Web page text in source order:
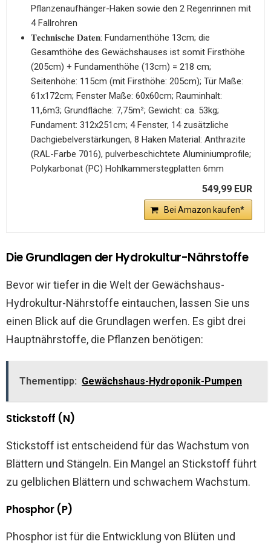
Pflanzenaufhänger-Haken sowie den 2 Regenrinnen mit
4 Fallrohren
𝐓𝐞𝐜𝐡𝐧𝐢𝐬𝐜𝐡𝐞 𝐃𝐚𝐭𝐞𝐧: Fundamenthöhe 13cm; die
Gesamthöhe des Gewächshauses ist somit Firsthöhe
(205cm) + Fundamenthöhe (13cm) = 218 cm;
Seitenhöhe: 115cm (mit Firsthöhe: 205cm); Tür Maße:
61x172cm; Fenster Maße: 60x60cm; Rauminhalt:
11,6m3; Grundfläche: 7,75m²; Gewicht: ca. 53kg;
Fundament: 312x251cm; 4 Fenster, 14 zusätzliche
Dachgiebelverstärkungen, 8 Haken Material: Anthrazite
(RAL-Farbe 7016), pulverbeschichtete Aluminiumprofile;
Polykarbonat (PC) Hohlkammerstegplatten 6mm
549,99 EUR
Bei Amazon kaufen*
Die Grundlagen der Hydrokultur-Nährstoffe
Bevor wir tiefer in die Welt der Gewächshaus-
Hydrokultur-Nährstoffe eintauchen, lassen Sie uns
einen Blick auf die Grundlagen werfen. Es gibt drei
Hauptnährstoffe, die Pflanzen benötigen:
Thementipp: Gewächshaus-Hydroponik-Pumpen
Stickstoff (N)
Stickstoff ist entscheidend für das Wachstum von
Blättern und Stängeln. Ein Mangel an Stickstoff führt
zu gelblichen Blättern und schwachem Wachstum.
Phosphor (P)
Phosphor ist für die Entwicklung von Blüten und